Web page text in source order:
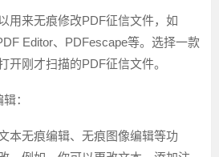
用来无痕修改PDF征信文件，如
Editor、PDFescape等。选择一款
开刚才扫描的PDF征信文件。
：
本无痕编辑、无痕图像编辑等功